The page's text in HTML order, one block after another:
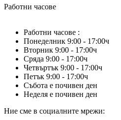
Работни часове
Работни часове :
Понеделник 9:00 - 17:00ч
Вторник 9:00 - 17:00ч
Сряда 9:00 - 17:00ч
Четвъртък 9:00 - 17:00ч
Петък 9:00 - 17:00ч
Събота е почивен ден
Неделя е почивен ден
Ние сме в социалните мрежи: